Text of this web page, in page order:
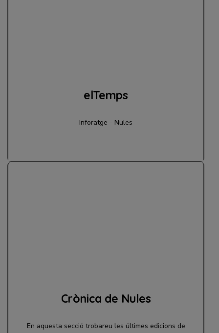
elTemps
Inforatge - Nules
Crònica de Nules
En aquesta secció trobareu les últimes edicions de